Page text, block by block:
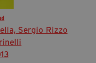
Sergio Rizzo